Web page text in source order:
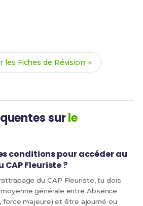
les Fiches de Révision →
surle
conditions pour accéder au
Fleuriste ?
du CAP Fleuriste, tu dois
générale entre Absence
force majeure) et être ajourné ou